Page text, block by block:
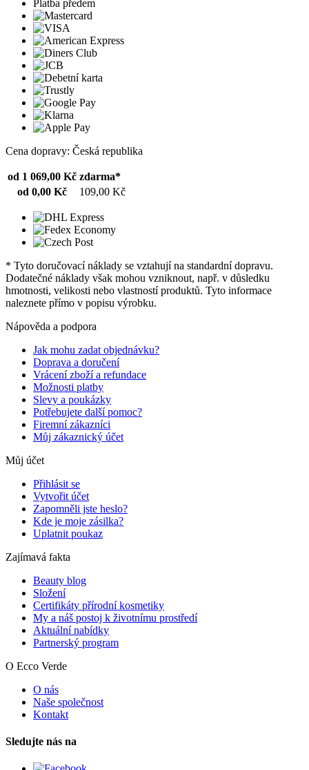
Platba předem
Cena dopravy: Česká republika
od 1 069,00 Kč zdarma*
od 0,00 Kč
109,00 Kč
* Tyto doručovací náklady se vztahují na standardní dopravu.
Dodatečné náklady však mohou vzniknout, např. v důsledku
hmotnosti, velikosti nebo vlastností produktů. Tyto informace
naleznete přímo v popisu výrobku.
Nápověda a podpora
Jak mohu zadat objednávku?
Doprava a doručení
Vrácení zboží a refundace
Možnosti platby
Slevy a poukázky
Potřebujete další pomoc?
Firemní zákazníci
Můj zákaznický účet
Můj účet
Přihlásit se
Vytvořit účet
Zapomněli jste heslo?
Kde je moje zásilka?
Uplatnit poukaz
Zajímavá fakta
Beauty blog
Složení
Certifikáty přírodní kosmetiky
My a náš postoj k životnímu prostředí
Aktuální nabídky
Partnerský program
O Ecco Verde
O nás
Naše společnost
Kontakt
Sledujte nás na